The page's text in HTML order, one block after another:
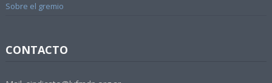
Sobre el gremio
CONTACTO